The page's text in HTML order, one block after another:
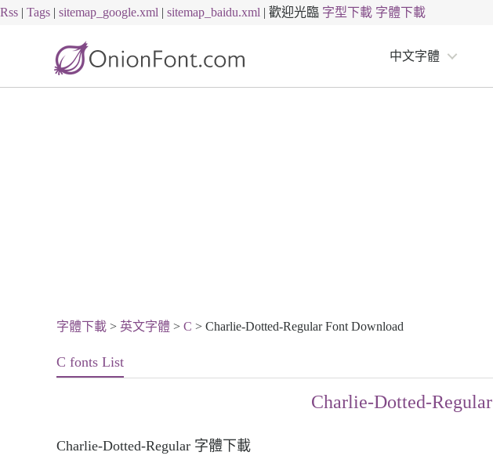
Rss | Tags | sitemap_google.xml | sitemap_baidu.xml | 歡迎光臨 字型下載 字體下載
中文字體
字體下載 > 英文字體 > C > Charlie-Dotted-Regular Font Download
C fonts List
Charlie-Dotted-Regular
Charlie-Dotted-Regular 字體下載